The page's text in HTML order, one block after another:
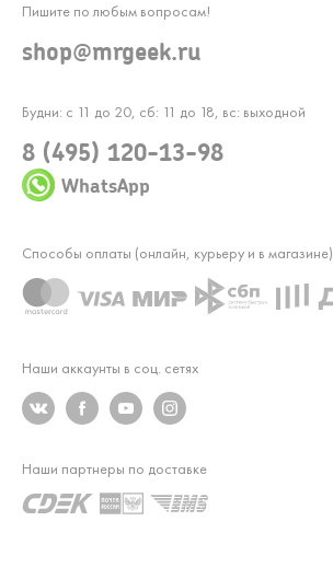
Будни: с 11 до 20, сб: 11 до 18, вс: выходной
8 (495) 120-13-98
WhatsApp
Пишите по любым вопросам!
shop@mrgeek.ru
Наши аккаунты в соц. сетях
Способы оплаты (онлайн, курьеру и в магазине)
Наши партнеры по доставке